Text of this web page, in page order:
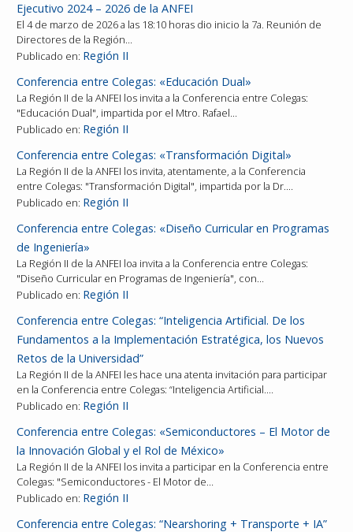
Ejecutivo 2024 – 2026 de la ANFEI
El 4 de marzo de 2026 a las 18:10 horas dio inicio la 7a. Reunión de
Directores de la Región…
Publicado en: Región II
Conferencia entre Colegas: «Educación Dual»
La Región II de la ANFEI los invita a la Conferencia entre Colegas:
"Educación Dual", impartida por el Mtro. Rafael…
Publicado en: Región II
Conferencia entre Colegas: «Transformación Digital»
La Región II de la ANFEI los invita, atentamente, a la Conferencia
entre Colegas: "Transformación Digital", impartida por la Dr.…
Publicado en: Región II
Conferencia entre Colegas: «Diseño Curricular en Programas
de Ingeniería»
La Región II de la ANFEI loa invita a la Conferencia entre Colegas:
"Diseño Curricular en Programas de Ingeniería", con…
Publicado en: Región II
Conferencia entre Colegas: “Inteligencia Artificial. De los
Fundamentos a la Implementación Estratégica, los Nuevos
Retos de la Universidad”
La Región II de la ANFEI les hace una atenta invitación para participar
en la Conferencia entre Colegas: “Inteligencia Artificial.…
Publicado en: Región II
Conferencia entre Colegas: «Semiconductores – El Motor de
la Innovación Global y el Rol de México»
La Región II de la ANFEI los invita a participar en la Conferencia entre
Colegas: "Semiconductores - El Motor de…
Publicado en: Región II
Conferencia entre Colegas: “Nearshoring + Transporte + IA”